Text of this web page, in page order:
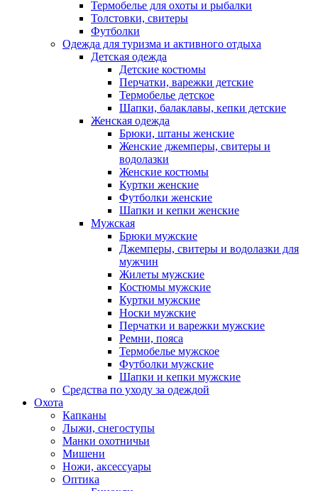
Термобелье для охоты и рыбалки
Толстовки, свитеры
Футболки
Одежда для туризма и активного отдыха
Детская одежда
Детские костюмы
Перчатки, варежки детские
Термобелье детское
Шапки, балаклавы, кепки детские
Женская одежда
Брюки, штаны женские
Женские джемперы, свитеры и
водолазки
Женские костюмы
Куртки женские
Футболки женские
Шапки и кепки женские
Мужская
Брюки мужские
Джемперы, свитеры и водолазки для
мужчин
Жилеты мужские
Костюмы мужские
Куртки мужские
Носки мужские
Перчатки и варежки мужские
Ремни, пояса
Термобелье мужское
Футболки мужские
Шапки и кепки мужские
Средства по уходу за одеждой
Охота
Капканы
Лыжи, снегоступы
Манки охотничьи
Мишени
Ножи, аксессуары
Оптика